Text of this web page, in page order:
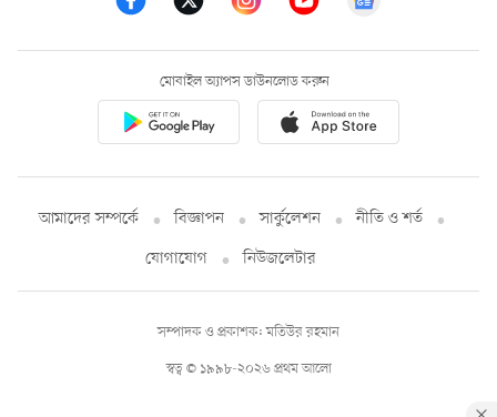
মোবাইল অ্যাপস ডাউনলোড করুন
আমাদের সম্পর্কে বিজ্ঞাপন সার্কুলেশন
নীতি ও শর্ত
যোগাযোগ
নিউজলেটার
স্বত্ব © ১৯৯৮-২০২৬ প্রথম আলো
সম্পাদক ও প্রকাশক: মতিউর রহমান